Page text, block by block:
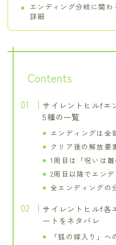
エンディング分岐に関
詳細
Contents
サイレントヒルfエ
5種の一覧
エンディングは全
クリア後の解放要
1周目は「呪いは
2周目以降でエン
全エンディングの
サイレントヒルf各
ートをネタバレ
「狐の嫁入り」へ